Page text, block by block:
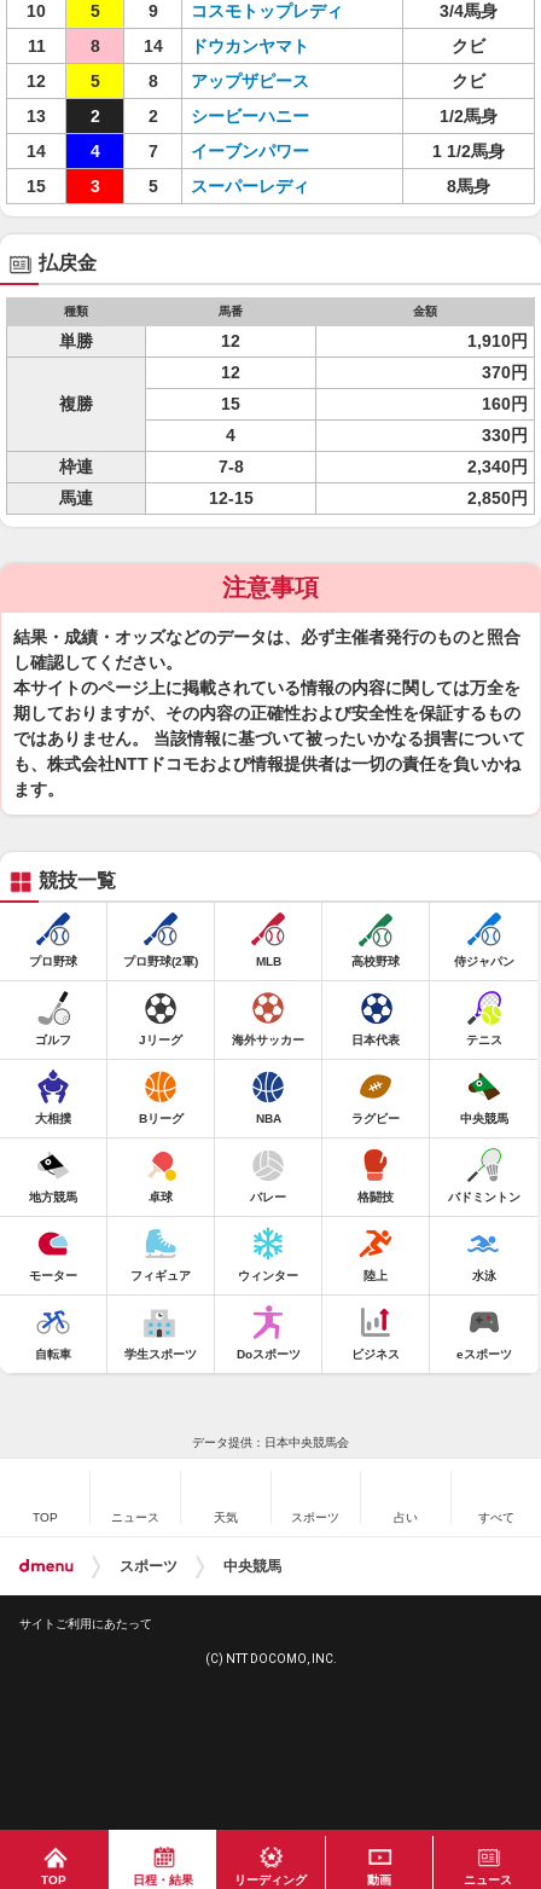
10
5 9 コスモトップレディ
3/4馬身
11
8 14 ドウカンヤマト
クビ
12
5 8 アップザピース
クビ
13
2 2 シービーハニー
1/2馬身
14
4 7 イーブンパワー
1 1/2馬身
15
3 5 スーパーレディ 8馬身
払戻金
種類 馬番 金額
単勝 12 1,910円
複勝
12
370円
15
160円
4
330円
枠連
7-8
2,340円
馬連
12-15 2,850円
注意事項
結果・成績・オッズなどのデータは、必ず主催者発行のものと照合
し確認してください。
本サイトのページ上に掲載されている情報の内容に関しては万全を
期しておりますが、その内容の正確性および安全性を保証するもの
ではありません。 当該情報に基づいて被ったいかなる損害について
も、株式会社NTTドコモおよび情報提供者は一切の責任を負いかね
ます。
TOP 日程・結果 リーディング 動画 ニュース
競技一覧
プロ野球 プロ野球(2軍) MLB 高校野球 侍ジャパン
ゴルフ Jリーグ 海外サッカー 日本代表 テニス
大相撲 Bリーグ NBA ラグビー 中央競馬
地方競馬 卓球 バレー 格闘技 バドミントン
モーター フィギュア ウィンター 陸上 水泳
自転車 学生スポーツ Doスポーツ ビジネス eスポーツ
データ提供：日本中央競馬会
TOP ニュース 天気 スポーツ 占い すべて
スポーツ 中央競馬
サイトご利用にあたって
(C) NTT DOCOMO, INC.